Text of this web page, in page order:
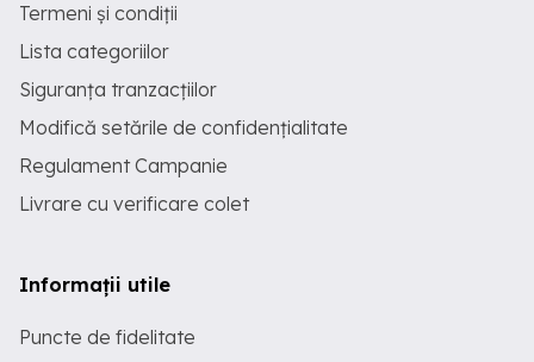
Termeni și condiții
Lista categoriilor
Siguranța tranzacțiilor
Modifică setările de confidențialitate
Regulament Campanie
Livrare cu verificare colet
Informații utile
Puncte de fidelitate